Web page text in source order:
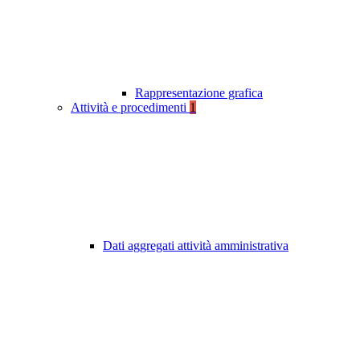
Rappresentazione grafica
Attività e procedimenti 1
Dati aggregati attività amministrativa